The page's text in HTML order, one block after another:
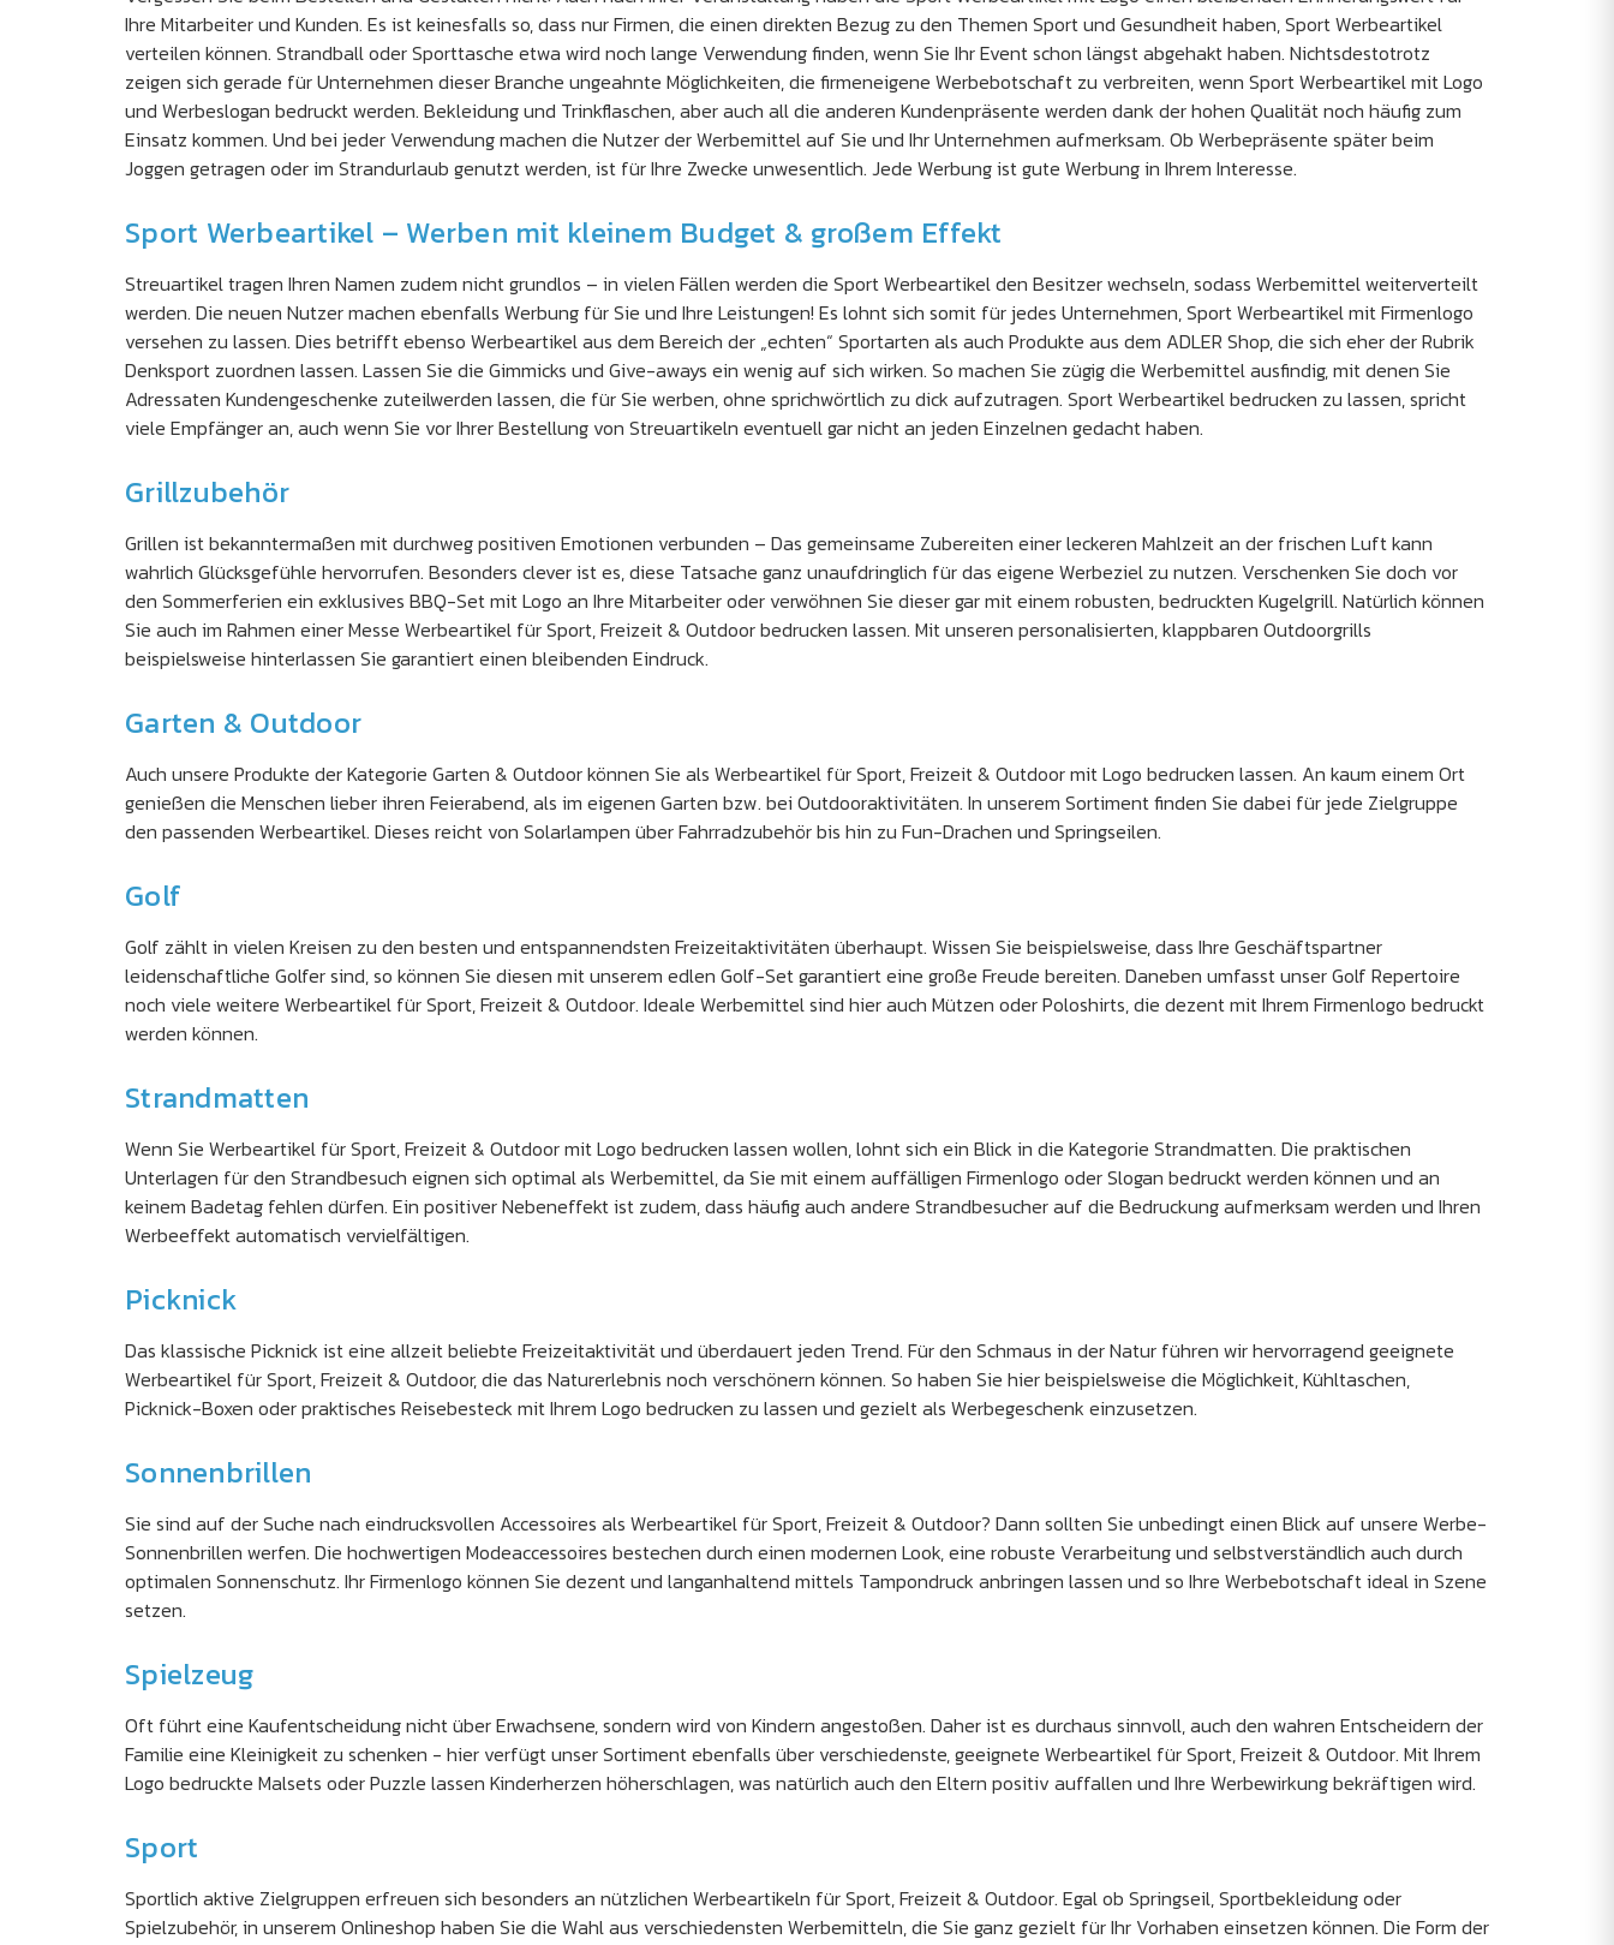
Ihre Mitarbeiter und Kunden. Es ist keinesfalls so, dass nur Firmen, die einen direkten Bezug zu den Themen Sport und Gesundheit haben, Sport Werbeartikel
verteilen können. Strandball oder Sporttasche etwa wird noch lange Verwendung finden, wenn Sie Ihr Event schon längst abgehakt haben. Nichtsdestotrotz
zeigen sich gerade für Unternehmen dieser Branche ungeahnte Möglichkeiten, die firmeneigene Werbebotschaft zu verbreiten, wenn Sport Werbeartikel mit Logo
und Werbeslogan bedruckt werden. Bekleidung und Trinkflaschen, aber auch all die anderen Kundenpräsente werden dank der hohen Qualität noch häufig zum
Einsatz kommen. Und bei jeder Verwendung machen die Nutzer der Werbemittel auf Sie und Ihr Unternehmen aufmerksam. Ob Werbepräsente später beim
Joggen getragen oder im Strandurlaub genutzt werden, ist für Ihre Zwecke unwesentlich. Jede Werbung ist gute Werbung in Ihrem Interesse.
Sport Werbeartikel – Werben mit kleinem Budget & großem Effekt
Streuartikel tragen Ihren Namen zudem nicht grundlos – in vielen Fällen werden die Sport Werbeartikel den Besitzer wechseln, sodass Werbemittel weiterverteilt
werden. Die neuen Nutzer machen ebenfalls Werbung für Sie und Ihre Leistungen! Es lohnt sich somit für jedes Unternehmen, Sport Werbeartikel mit Firmenlogo
versehen zu lassen. Dies betrifft ebenso Werbeartikel aus dem Bereich der „echten“ Sportarten als auch Produkte aus dem ADLER Shop, die sich eher der Rubrik
Denksport zuordnen lassen. Lassen Sie die Gimmicks und Give-aways ein wenig auf sich wirken. So machen Sie zügig die Werbemittel ausfindig, mit denen Sie
Adressaten Kundengeschenke zuteilwerden lassen, die für Sie werben, ohne sprichwörtlich zu dick aufzutragen. Sport Werbeartikel bedrucken zu lassen, spricht
viele Empfänger an, auch wenn Sie vor Ihrer Bestellung von Streuartikeln eventuell gar nicht an jeden Einzelnen gedacht haben.
Grillzubehör
Grillen ist bekanntermaßen mit durchweg positiven Emotionen verbunden – Das gemeinsame Zubereiten einer leckeren Mahlzeit an der frischen Luft kann
wahrlich Glücksgefühle hervorrufen. Besonders clever ist es, diese Tatsache ganz unaufdringlich für das eigene Werbeziel zu nutzen. Verschenken Sie doch vor
den Sommerferien ein exklusives BBQ-Set mit Logo an Ihre Mitarbeiter oder verwöhnen Sie dieser gar mit einem robusten, bedruckten Kugelgrill. Natürlich können
Sie auch im Rahmen einer Messe Werbeartikel für Sport, Freizeit & Outdoor bedrucken lassen. Mit unseren personalisierten, klappbaren Outdoorgrills
beispielsweise hinterlassen Sie garantiert einen bleibenden Eindruck.
Garten & Outdoor
Auch unsere Produkte der Kategorie Garten & Outdoor können Sie als Werbeartikel für Sport, Freizeit & Outdoor mit Logo bedrucken lassen. An kaum einem Ort
genießen die Menschen lieber ihren Feierabend, als im eigenen Garten bzw. bei Outdooraktivitäten. In unserem Sortiment finden Sie dabei für jede Zielgruppe
den passenden Werbeartikel. Dieses reicht von Solarlampen über Fahrradzubehör bis hin zu Fun-Drachen und Springseilen.
Golf
Golf zählt in vielen Kreisen zu den besten und entspannendsten Freizeitaktivitäten überhaupt. Wissen Sie beispielsweise, dass Ihre Geschäftspartner
leidenschaftliche Golfer sind, so können Sie diesen mit unserem edlen Golf-Set garantiert eine große Freude bereiten. Daneben umfasst unser Golf Repertoire
noch viele weitere Werbeartikel für Sport, Freizeit & Outdoor. Ideale Werbemittel sind hier auch Mützen oder Poloshirts, die dezent mit Ihrem Firmenlogo bedruckt
werden können.
Strandmatten
Wenn Sie Werbeartikel für Sport, Freizeit & Outdoor mit Logo bedrucken lassen wollen, lohnt sich ein Blick in die Kategorie Strandmatten. Die praktischen
Unterlagen für den Strandbesuch eignen sich optimal als Werbemittel, da Sie mit einem auffälligen Firmenlogo oder Slogan bedruckt werden können und an
keinem Badetag fehlen dürfen. Ein positiver Nebeneffekt ist zudem, dass häufig auch andere Strandbesucher auf die Bedruckung aufmerksam werden und Ihren
Werbeeffekt automatisch vervielfältigen.
Picknick
Das klassische Picknick ist eine allzeit beliebte Freizeitaktivität und überdauert jeden Trend. Für den Schmaus in der Natur führen wir hervorragend geeignete
Werbeartikel für Sport, Freizeit & Outdoor, die das Naturerlebnis noch verschönern können. So haben Sie hier beispielsweise die Möglichkeit, Kühltaschen,
Picknick-Boxen oder praktisches Reisebesteck mit Ihrem Logo bedrucken zu lassen und gezielt als Werbegeschenk einzusetzen.
Sonnenbrillen
Sie sind auf der Suche nach eindrucksvollen Accessoires als Werbeartikel für Sport, Freizeit & Outdoor? Dann sollten Sie unbedingt einen Blick auf unsere Werbe-
Sonnenbrillen werfen. Die hochwertigen Modeaccessoires bestechen durch einen modernen Look, eine robuste Verarbeitung und selbstverständlich auch durch
optimalen Sonnenschutz. Ihr Firmenlogo können Sie dezent und langanhaltend mittels Tampondruck anbringen lassen und so Ihre Werbebotschaft ideal in Szene
setzen.
Spielzeug
Oft führt eine Kaufentscheidung nicht über Erwachsene, sondern wird von Kindern angestoßen. Daher ist es durchaus sinnvoll, auch den wahren Entscheidern der
Familie eine Kleinigkeit zu schenken - hier verfügt unser Sortiment ebenfalls über verschiedenste, geeignete Werbeartikel für Sport, Freizeit & Outdoor. Mit Ihrem
Logo bedruckte Malsets oder Puzzle lassen Kinderherzen höherschlagen, was natürlich auch den Eltern positiv auffallen und Ihre Werbewirkung bekräftigen wird.
Sport
Sportlich aktive Zielgruppen erfreuen sich besonders an nützlichen Werbeartikeln für Sport, Freizeit & Outdoor. Egal ob Springseil, Sportbekleidung oder
Spielzubehör, in unserem Onlineshop haben Sie die Wahl aus verschiedensten Werbemitteln, die Sie ganz gezielt für Ihr Vorhaben einsetzen können. Die Form der